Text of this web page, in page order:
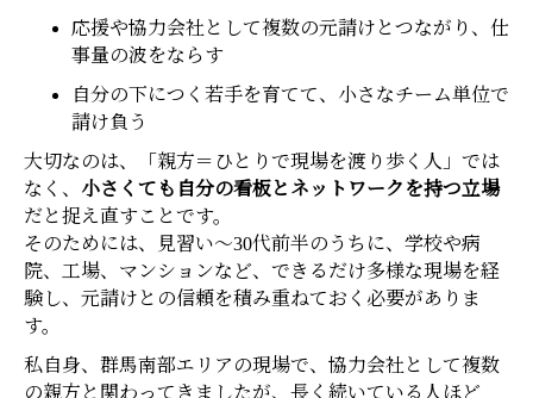
応援や協力会社として複数の元請けとつながり、仕
事量の波をならす
自分の下につく若手を育てて、小さなチーム単位で
請け負う
大切なのは、「親方＝ひとりで現場を渡り歩く人」では
なく、 小さくても自分の看板とネットワークを持つ立場
だと捉え直すことです。
そのためには、見習い〜30代前半のうちに、学校や病
院、工場、マンションなど、できるだけ多様な現場を経
験し、元請けとの信頼を積み重ねておく必要がありま
す。
私自身、群馬南部エリアの現場で、協力会社として複数
の親方と関わってきましたが、長く続いている人ほど